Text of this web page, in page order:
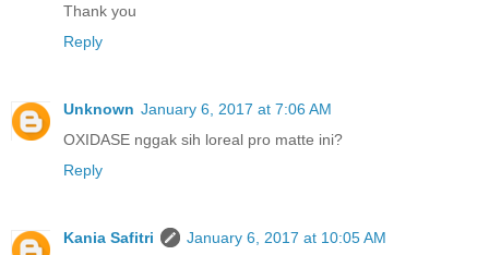
Thank you
Reply
Unknown January 6, 2017 at 7:06 AM
OXIDASE nggak sih loreal pro matte ini?
Reply
Kania Safitri
January 6, 2017 at 10:05 AM